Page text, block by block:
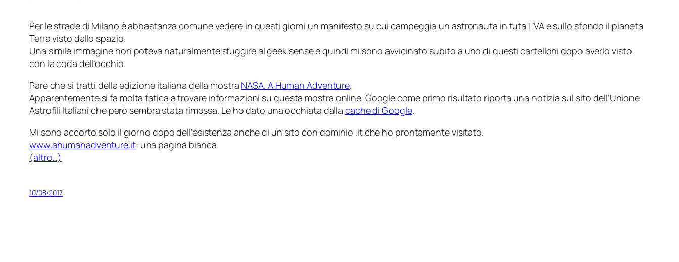
Per le strade di Milano è abbastanza comune vedere in questi giorni un manifesto su cui campeggia un astronauta in tuta EVA e sullo sfondo il pianeta
Terra visto dallo spazio.
Una simile immagine non poteva naturalmente sfuggire al geek sensee quindi mi sono avvicinato subito a uno di questi cartelloni dopo averlo visto
con la coda dell’occhio.
Pare che si tratti della edizione italiana della mostra NASA. A Human Adventure.
Apparentemente si fa molta fatica a trovare informazioni su questa mostra online. Google come primo risultato riporta una notizia sul sito dell’Unione
Astrofili Italiani che però sembra stata rimossa. Le ho dato una occhiata dallacache di Google.
Mi sono accorto solo il giorno dopo dell’esistenza anche di un sito con dominio .itche ho prontamente visitato.
www.ahumanadventure.it: una pagina bianca.
(altro…)
10/08/2017